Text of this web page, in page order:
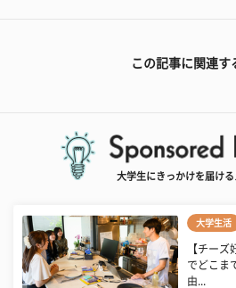
この記事に関連す
大学生にきっかけを届け
大学生活
【チー
でどこま
由...